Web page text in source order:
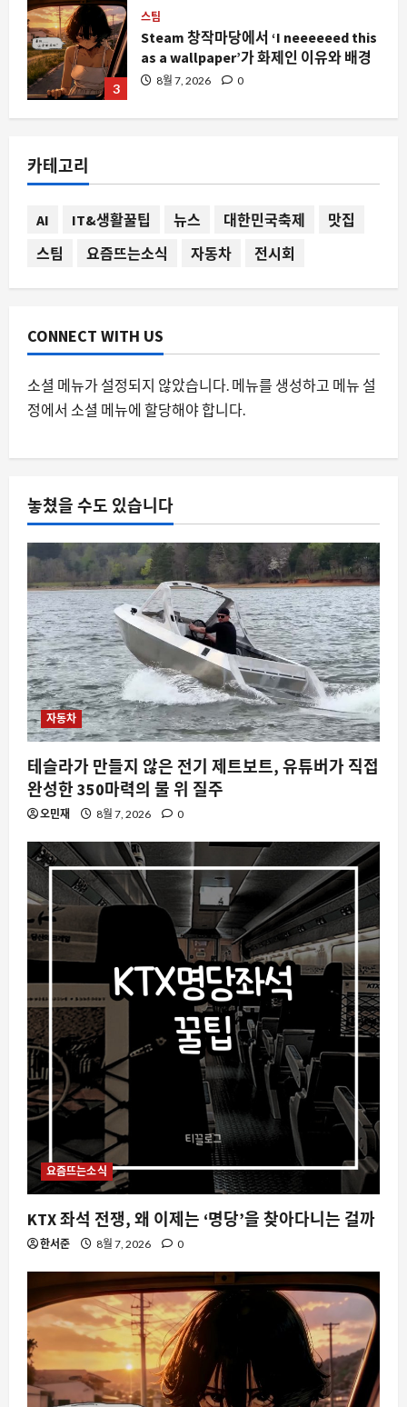
3
스팀
Steam 창작마당에서 ‘I neeeeeed this
as a wallpaper’가 화제인 이유와 배경
8월 7, 2026 0
쟁의 서막
자동차
의 가속과 제동이 만드는 신체 불일치
카테고리
AI IT&생활꿀팁 뉴스 대한민국축제
맛집
스팀
요즘뜨는소식 자동차 전시회
CONNECT WITH US
소셜 메뉴가 설정되지 않았습니다. 메뉴를 생성하고 메뉴 설
정에서 소셜 메뉴에 할당해야 합니다.
놓쳤을 수도 있습니다
자동차
테슬라가 만들지 않은 전기 제트보트, 유튜버가 직접
완성한 350마력의 물 위 질주
오민재 8월 7, 2026 0
요즘뜨는소식
KTX 좌석 전쟁, 왜 이제는 ‘명당’을 찾아다니는 걸까
한서준 8월 7, 2026 0